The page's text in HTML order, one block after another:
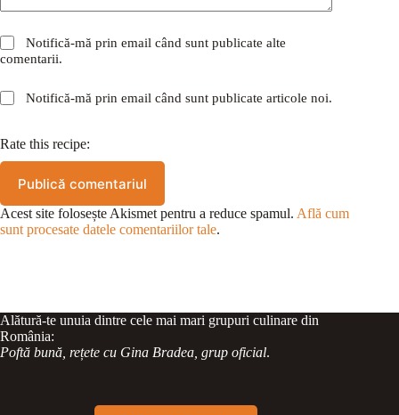
Notifică-mă prin email când sunt publicate alte
comentarii.
Notifică-mă prin email când sunt publicate articole noi.
Rate this recipe:
Publică comentariul
Acest site folosește Akismet pentru a reduce spamul. Află cum
sunt procesate datele comentariilor tale.
Alătură-te unuia dintre cele mai mari grupuri culinare din
România:
Poftă bună, rețete cu Gina Bradea, grup oficial.